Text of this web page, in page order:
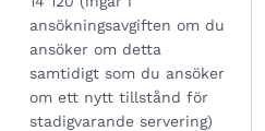
ansökningsavgiften om du
ansöker om detta
samtidigt som du ansöker
om ett nytt tillstånd för
stadigvarande servering)